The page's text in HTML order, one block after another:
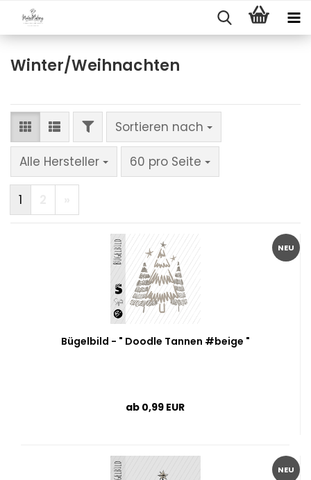
Winter/Weihnachten
FILTERSortieren nach
Sortieren nach
Alle Hersteller 60 pro Seite
pro Seite
1
NEU
Bügelbild - " Doodle Tannen #beige "
ab 0,99 EUR
NEU